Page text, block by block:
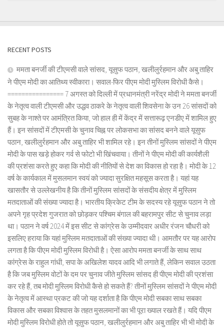
RECENT POSTS
ममता बनर्जी की टीएमसी वाले सांसद, यूसुफ पठान, खलीलुर्रहमान और अबु ताहिर
ने पीएम मोदी का आतिथ्य स्वीकारा। सवाल-फिर पीएम मोदी मुस्लिम विरोधी कैसे।
================ 7 अगस्त को दिल्ली में प्रधानमंत्री नरेंद्र मोदी ने ममता बनर्जी
के नेतृत्व वाली टीएमसी और उद्धव ठाकरे के नेतृत्व वाली शिवसेना के उन 26 सांसदों को
सुबह के नाश्ते पर आमंत्रित किया, जो हाल ही में केंद्र में सत्तारूढ़ एनडीए में शामिल हुए
हैं। इन सांसदों में टीएमसी के चुनाव चिह्न पर लोकसभा का सांसद बनने वाले यूसुफ
पठान, खलीलुर्रहमान और अबु ताहिर भी शामिल रहे। इन तीनों मुस्लिम सांसदों ने पीएम
मोदी के पास खड़े होकर गर्व से फोटो भी खिंचवाया। तीनों ने पीएम मोदी की कार्यशैली
की प्रशंसा करते हुए कहा कि मोदी की नीतियों से देश का विकास हो रहा है। मोदी के 12
वर्ष के कार्यकाल में मुसलमान स्वयं को ज्यादा सुरक्षित महसूस करता है। यहां यह
खासतौर से उल्लेखनीय है कि तीनों मुस्लिम सांसदों के संसदीय क्षेत्र में मुस्लिम
मतदाताओं की संख्या ज्यादा है। भारतीय क्रिकेट टीम के सदस्य रहे यूसुफ पठान ने तो
अपने गृह प्रदेश गुजरात को छोड़कर पश्चिम बंगाल की बहरामपुर सीट से चुनाव लड़ा
था। पठान ने वर्ष 2024 में इस सीट से कांग्रेस के उम्मीदवार अधीर रंजन चौधरी को
इसलिए हराया कि यहां मुस्लिम मतदाताओं की संख्या ज्यादा थी। आमतौर पर यह आरोप
लगता है कि पीएम मोदी मुस्लिम विरोधी है। ऐसा आरोप ममता बनर्जी के साथ साथ
कांग्रेस के राहुल गांधी, सपा के अखिलेश यादव आदि भी लगाते हैं, लेकिन सवाल उठता
है कि जब मुस्लिम वोटों के दम पर चुनाव जीते मुस्लिम सांसद ही पीएम मोदी की प्रशंसा
कर रहे हैं, तब मोदी मुस्लिम विरोधी कैसे हो सकते हैं? तीनों मुस्लिम सांसदों ने पीएम मोदी
के नेतृत्व में आस्था प्रकट की जो यह दर्शाता है कि पीएम मोदी सबका साथ सबका
विकास और सबका विश्वास के तहत मुसलमानों का भी पूरा ख्याल रखते हैं। यदि पीएम
मोदी मुस्लिम विरोधी होते तो यूसुफ पठान, खलीलुर्रहमान और अबु ताहिर भी भी मोदी के